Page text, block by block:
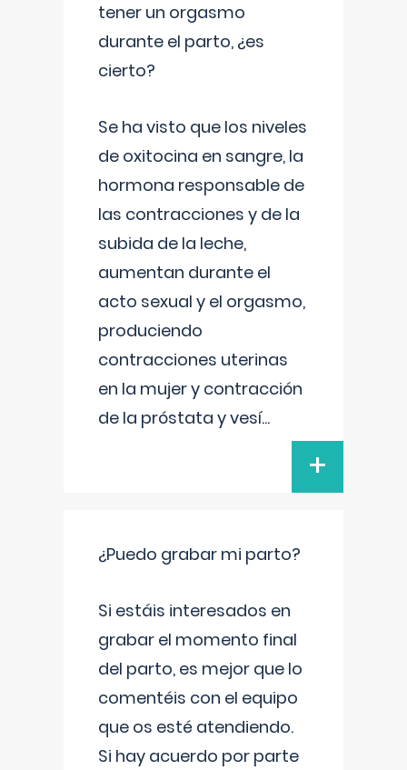
tener un orgasmo
durante el parto, ¿es
cierto?
Se ha visto que los niveles
de oxitocina en sangre, la
hormona responsable de
las contracciones y de la
subida de la leche,
aumentan durante el
acto sexual y el orgasmo,
produciendo
contracciones uterinas
en la mujer y contracción
de la próstata y vesí...
+
¿Puedo grabar mi parto?
Si estáis interesados en
grabar el momento final
del parto, es mejor que lo
comentéis con el equipo
que os esté atendiendo.
Si hay acuerdo por parte